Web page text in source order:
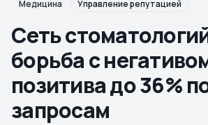
Медицина Управление репутацией
Сеть
борьба с
позитива до 36%
запросам